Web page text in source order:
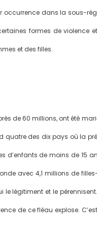
occurrence dans la sous-
formes de violence
et des filles.
de 60 millions, ont été
quatre des dix pays où la
d’enfants de moins de 15
avec 4,1 millions de
légitiment et le
de ce fléau explose.